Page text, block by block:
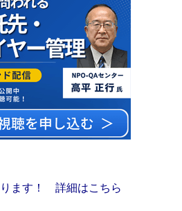
ます！ 詳細はこちら